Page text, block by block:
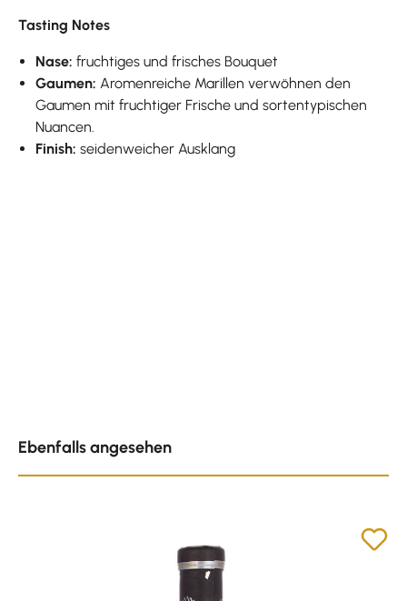
Tasting Notes
Nase:fruchtiges und frisches Bouquet
Gaumen: Aromenreiche Marillen verwöhnen den
Gaumen mit fruchtiger Frische und sortentypischen
Nuancen.
Finish: seidenweicher Ausklang
Ebenfalls angesehen